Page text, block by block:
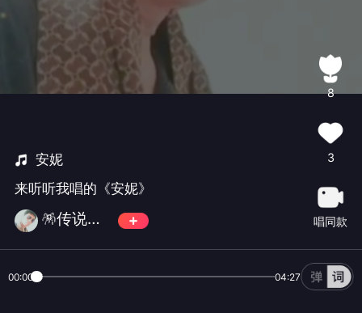
安妮
来听听我唱的《安妮》
🪅传说🪅✨🀄️✨💫古道诗原💫
8
3
唱同款
00:00 04:27